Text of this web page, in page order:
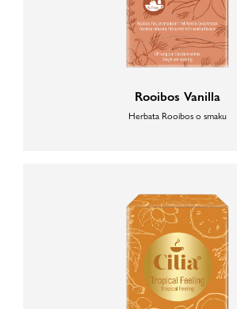
Rooibos Vanilla
Herbata Rooibos o smaku